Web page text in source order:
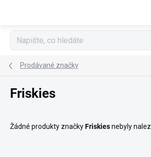
Prodávané značky
Friskies
Žádné produkty značkyFriskiesnebyly